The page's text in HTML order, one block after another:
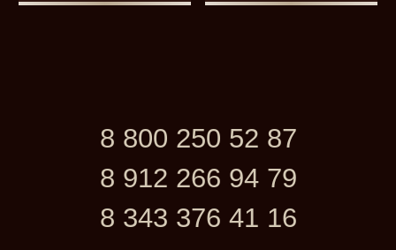
8 800 250 52 87
8 912 266 94 79
8 343 376 41 16